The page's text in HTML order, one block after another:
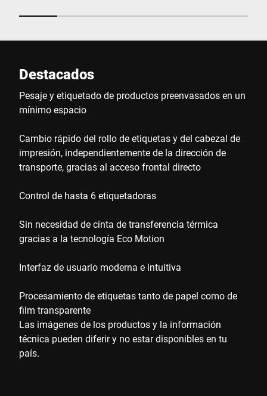
Destacados
Pesaje y etiquetado de productos preenvasados en un
mínimo espacio
Cambio rápido del rollo de etiquetas y del cabezal de
impresión, independientemente de la dirección de
transporte, gracias al acceso frontal directo
Control de hasta 6 etiquetadoras
Sin necesidad de cinta de transferencia térmica
gracias a la tecnología Eco Motion
Interfaz de usuario moderna e intuitiva
Procesamiento de etiquetas tanto de papel como de
film transparente
Las imágenes de los productos y la información
técnica pueden diferir y no estar disponibles en tu
país.